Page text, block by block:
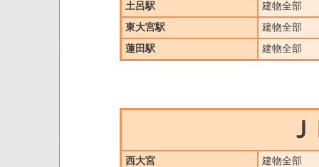
土呂駅
建物全部
東大宮駅
建物全部
蓮田駅
建物全部
西大宮
建物全部